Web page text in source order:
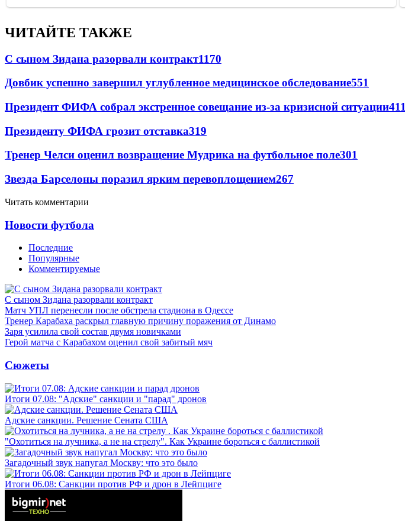
ЧИТАЙТЕ ТАКЖЕ
С сыном Зидана разорвали контракт1170
Довбик успешно завершил углубленное медицинское обследование551
Президент ФИФА собрал экстренное совещание из-за кризисной ситуации411
Президенту ФИФА грозит отставка319
Тренер Челси оценил возвращение Мудрика на футбольное поле301
Звезда Барселоны поразил ярким перевоплощением267
Читать комментарии
Новости футбола
Последние
Популярные
Комментируемые
С сыном Зидана разорвали контракт
Матч УПЛ перенесли после обстрела стадиона в Одессе
Тренер Карабаха раскрыл главную причину поражения от Динамо
Заря усилила свой состав двумя новичками
Герой матча с Карабахом оценил свой забитый мяч
Сюжеты
Итоги 07.08: "Адские" санкции и "парад" дронов
Адские санкции. Решение Сената США
"Охотиться на лучника, а не на стрелу". Как Украине бороться с баллистикой
Загадочный звук напугал Москву: что это было
Итоги 06.08: Санкции против РФ и дрон в Лейпциге